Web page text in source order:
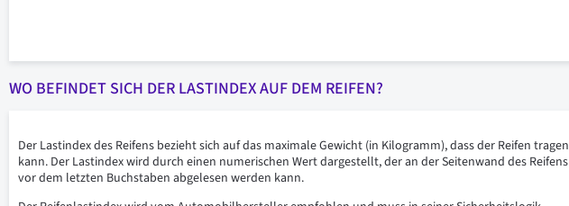
WO BEFINDET SICH DER LASTINDEX AUF DEM REIFEN?
Der Lastindex des Reifens bezieht sich auf das maximale Gewicht (in Kilogramm), dass der Reifen tragen
kann. Der Lastindex wird durch einen numerischen Wert dargestellt, der an der Seitenwand des Reifens
vor dem letzten Buchstaben abgelesen werden kann.